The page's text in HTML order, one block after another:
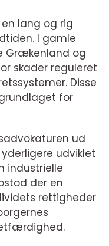
lang og rig
I gamle
Grækenland og
skader reguleret
Disse
for
ud
udviklet
industrielle
der en
rettigheder